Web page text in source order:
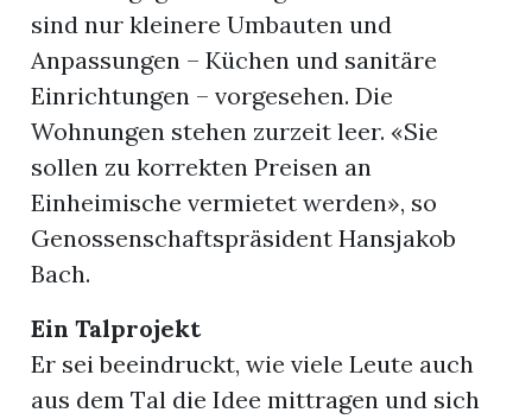
sind nur kleinere Umbauten und
Anpassungen – Küchen und sanitäre
Einrichtungen – vorgesehen. Die
Wohnungen stehen zurzeit leer. «Sie
sollen zu korrekten Preisen an
Einheimische vermietet werden», so
Genossenschaftspräsident Hansjakob
Bach.
Ein Talprojekt
Er sei beeindruckt, wie viele Leute auch
aus dem Tal die Idee mittragen und sich